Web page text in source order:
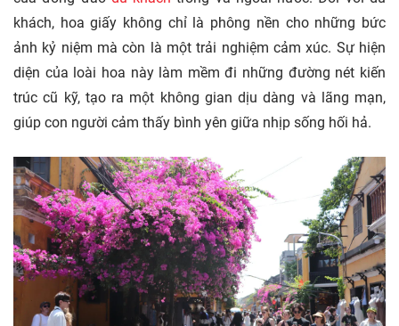
khách, hoa giấy không chỉ là phông nền cho những bức
ảnh kỷ niệm mà còn là một trải nghiệm cảm xúc. Sự hiện
diện của loài hoa này làm mềm đi những đường nét kiến
trúc cũ kỹ, tạo ra một không gian dịu dàng và lãng mạn,
giúp con người cảm thấy bình yên giữa nhịp sống hối hả.